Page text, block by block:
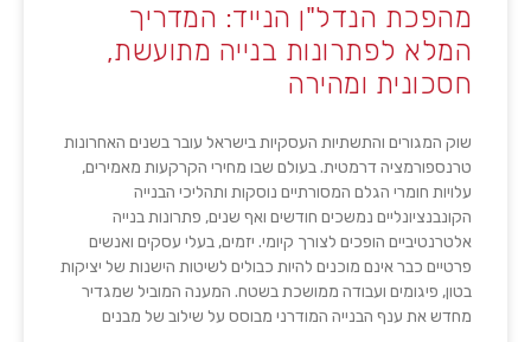
מהפכת הנדל"ן הנייד: המדריך
המלא לפתרונות בנייה מתועשת,
חסכונית ומהירה
שוק המגורים והתשתיות העסקיות בישראל עובר בשנים האחרונות
טרנספורמציה דרמטית. בעולם שבו מחירי הקרקעות מאמירים,
עלויות חומרי הגלם המסורתיים נוסקות ותהליכי הבנייה
הקונבנציונליים נמשכים חודשים ואף שנים, פתרונות בנייה
אלטרנטיביים הופכים לצורך קיומי. יזמים, בעלי עסקים ואנשים
פרטיים כבר אינם מוכנים להיות כבולים לשיטות הישנות של יציקות
בטון, פיגומים ועבודה ממושכת בשטח. המענה המוביל שמגדיר
מחדש את ענף הבנייה המודרני מבוסס על שילוב של מבנים